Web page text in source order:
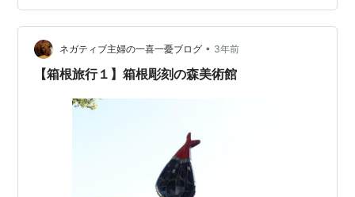
かされることが多くありました。 後半の２年間は、ワタ
シにとって大きな気付きとなり、釧路支部のまちづくり
委員会の活動にも繋がっていったと思います。 色々な町
で、たくさんの人が、様々なカタチで、まちづくりに携
ネガティブ主婦の一喜一憂ブログ • 3年前
【箱根旅行１】箱根彫刻の森美術館